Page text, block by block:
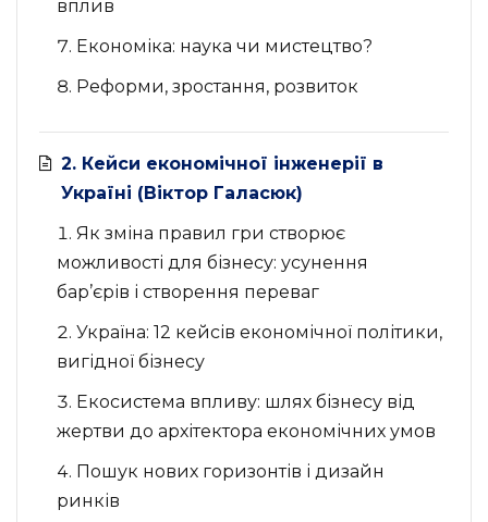
вплив
Економіка: наука чи мистецтво?
Реформи, зростання, розвиток
2. Кейси економічної інженерії в
Україні (Віктор Галасюк)
Як зміна правил гри створює
можливості для бізнесу: усунення
бар’єрів і створення переваг
Україна: 12 кейсів економічної політики,
вигідної бізнесу
Екосистема впливу: шлях бізнесу від
жертви до архітектора економічних умов
Пошук нових горизонтів і дизайн
ринків